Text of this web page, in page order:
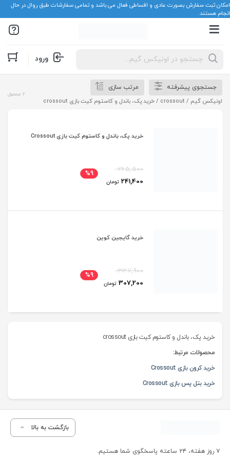
امکان ثبت سفارش بصورت عادی و اقساطی فعال می باشد و تمامی سفارشات طبق روال در حال
انجام هستند.
Products
search
ورود
جستجوی پیشرفته
مرتب سازی
اونیکس گیم /
crossout / خرید پک، باندل و کاستوم کیت بازی crossout
2 محصول
خرید پک، باندل و کاستوم کیت بازی Crossout
265,500
241,400 تومان
%9
خرید گایجین کوین
337,900
307,200 تومان
%9
خرید پک، باندل و کاستوم کیت بازی crossout
محصولات مرتبط:
خرید کرون بازی Crossout
خرید بتل پس بازی Crossout
بازگشت به بالا
۷ روز هفته، ۲۴ ساعته پاسخگوی شما هستیم.